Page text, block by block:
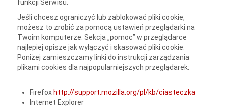
funkcji Serwisu.
Jeśli chcesz ograniczyć lub zablokować pliki cookie,
możesz to zrobić za pomocą ustawień przeglądarki na
Twoim komputerze. Sekcja „pomoc” w przeglądarce
najlepiej opisze jak wyłączyć i skasować pliki cookie.
Poniżej zamieszczamy linki do instrukcji zarządzania
plikami cookies dla najpopularniejszych przeglądarek:
Firefox http://support.mozilla.org/pl/kb/ciasteczka
Internet Explorer